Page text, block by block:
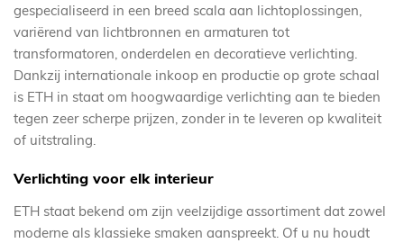
gespecialiseerd in een breed scala aan lichtoplossingen,
variërend van lichtbronnen en armaturen tot
transformatoren, onderdelen en decoratieve verlichting.
Dankzij internationale inkoop en productie op grote schaal
is ETH in staat om hoogwaardige verlichting aan te bieden
tegen zeer scherpe prijzen, zonder in te leveren op kwaliteit
of uitstraling.
Verlichting voor elk interieur
ETH staat bekend om zijn veelzijdige assortiment dat zowel
moderne als klassieke smaken aanspreekt. Of u nu houdt